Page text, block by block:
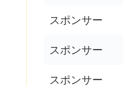
スポンサー
スポンサー
スポンサー